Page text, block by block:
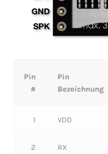
Pin
#
Pin
Bezeichnung
1 VDD
2 RX